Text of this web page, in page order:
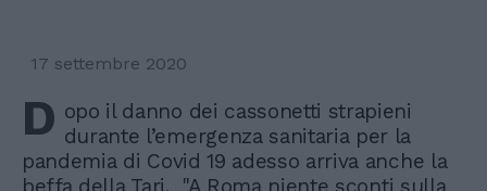
17 settembre 2020
D opo il danno dei cassonetti strapieni
durante l’emergenza sanitaria per la
pandemia di Covid 19 adesso arriva anche la